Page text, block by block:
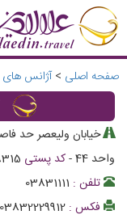
صفحه اصلی > آژانس
خیابان ولیعصر حد
واحد 44
-کد پستی
تلفن : 03831111
فکس : 03832229912